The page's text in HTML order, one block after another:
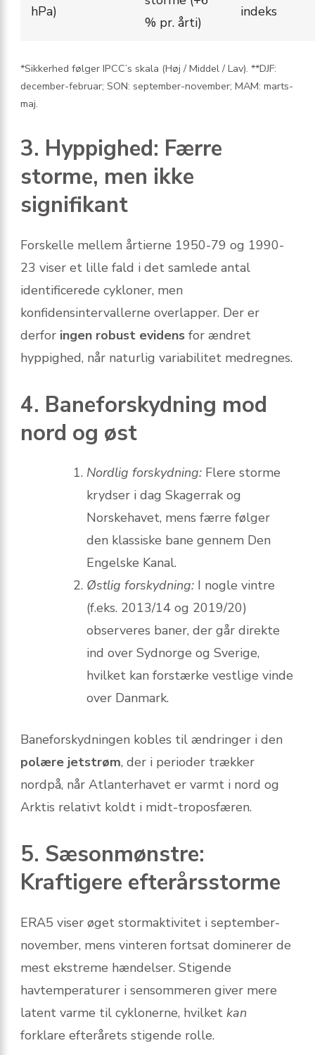
hPa)
% pr. årti)
indeks
*Sikkerhed følger IPCC’s skala (Høj / Middel / Lav). **DJF:
december-februar; SON: september-november; MAM: marts-
maj.
3. Hyppighed: Færre
storme, men ikke
signifikant
Forskelle mellem årtierne 1950-79 og 1990-
23 viser et lille fald i det samlede antal
identificerede cykloner, men
konfidensintervallerne overlapper. Der er
derfor ingen robust evidens for ændret
hyppighed, når naturlig variabilitet medregnes.
4. Baneforskydning mod
nord og øst
Nordlig forskydning: Flere storme
krydser i dag Skagerrak og
Norskehavet, mens færre følger
den klassiske bane gennem Den
Engelske Kanal.
Østlig forskydning: I nogle vintre
(f.eks. 2013/14 og 2019/20)
observeres baner, der går direkte
ind over Sydnorge og Sverige,
hvilket kan forstærke vestlige vinde
over Danmark.
Baneforskydningen kobles til ændringer i den
polære jetstrøm, der i perioder trækker
nordpå, når Atlanterhavet er varmt i nord og
Arktis relativt koldt i midt-troposfæren.
5. Sæsonmønstre:
Kraftigere efterårsstorme
ERA5 viser øget stormaktivitet i september-
november, mens vinteren fortsat dominerer de
mest ekstreme hændelser. Stigende
havtemperaturer i sensommeren giver mere
latent varme til cyklonerne, hvilket kan
forklare efterårets stigende rolle.